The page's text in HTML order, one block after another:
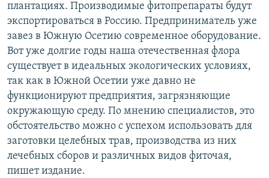
плантациях. Производимые фитопрепараты будут
экспортироваться в Россию. Предприниматель уже
завез в Южную Осетию современное оборудование.
Вот уже долгие годы наша отечественная флора
существует в идеальных экологических условиях,
так как в Южной Осетии уже давно не
функционируют предприятия, загрязняющие
окружающую среду. По мнению специалистов, это
обстоятельство можно с успехом использовать для
заготовки целебных трав, производства из них
лечебных сборов и различных видов фиточая,
пишет издание.